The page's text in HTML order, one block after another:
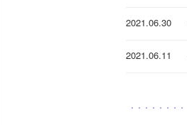
2021.06.30
2021.06.11